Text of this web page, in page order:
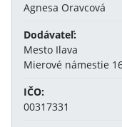
Agnesa Oravcová
Dodávateľ:
Mesto Ilava
Mierové námestie
IČO:
00317331